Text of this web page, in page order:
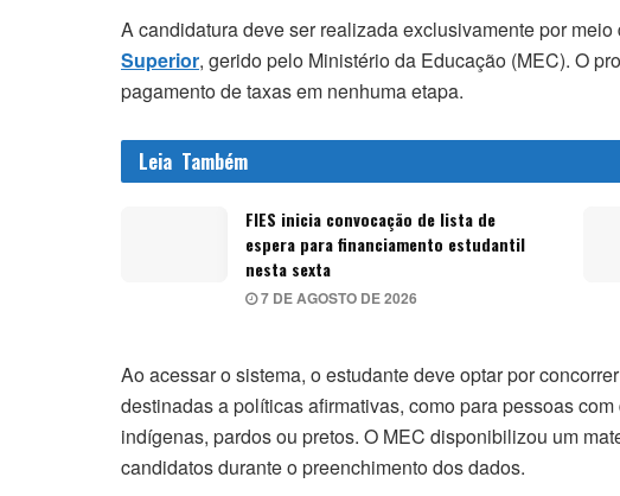
A candidatura deve ser realizada exclusivamente por meio
Superior, gerido pelo Ministério da Educação (MEC). O
pagamento de taxas em nenhuma etapa.
Leia Também
FIES inicia convocação de lista de
espera para financiamento estudantil
nesta sexta
7 DE AGOSTO DE 2026
Ao acessar o sistema, o estudante deve optar por
destinadas a políticas afirmativas, como para pessoas
indígenas, pardos ou pretos. O MEC disponibilizou um
candidatos durante o preenchimento dos dados.